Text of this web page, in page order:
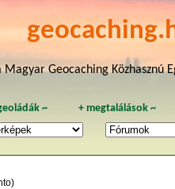
Magyar Geocaching Közhasznú
~ + megtalálások~